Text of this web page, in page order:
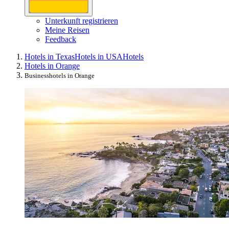
Unterkunft registrieren
Meine Reisen
Feedback
Hotels in TexasHotels in USAHotels
Hotels in Orange
Businesshotels in Orange